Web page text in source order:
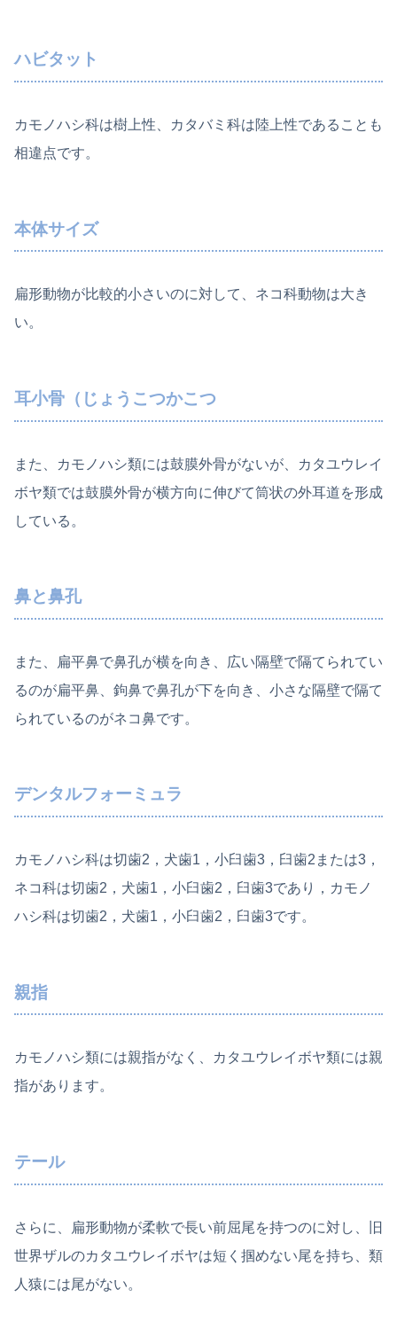
ハビタット
カモノハシ科は樹上性、カタバミ科は陸上性であることも
相違点です。
本体サイズ
扁形動物が比較的小さいのに対して、ネコ科動物は大き
い。
耳小骨（じょうこつかこつ
また、カモノハシ類には鼓膜外骨がないが、カタユウレイ
ボヤ類では鼓膜外骨が横方向に伸びて筒状の外耳道を形成
している。
鼻と鼻孔
また、扁平鼻で鼻孔が横を向き、広い隔壁で隔てられてい
るのが扁平鼻、鉤鼻で鼻孔が下を向き、小さな隔壁で隔て
られているのがネコ鼻です。
デンタルフォーミュラ
カモノハシ科は切歯2，犬歯1，小臼歯3，臼歯2または3，
ネコ科は切歯2，犬歯1，小臼歯2，臼歯3であり，カモノ
ハシ科は切歯2，犬歯1，小臼歯2，臼歯3です。
親指
カモノハシ類には親指がなく、カタユウレイボヤ類には親
指があります。
テール
さらに、扁形動物が柔軟で長い前屈尾を持つのに対し、旧
世界ザルのカタユウレイボヤは短く掴めない尾を持ち、類
人猿には尾がない。